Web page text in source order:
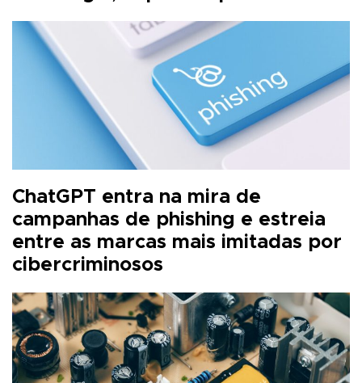
ChatGPT entra na mira de
campanhas de phishing e estreia
entre as marcas mais imitadas por
cibercriminosos